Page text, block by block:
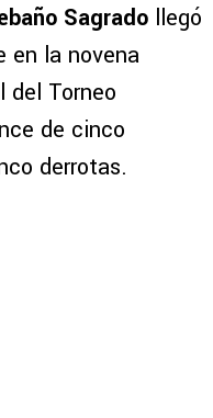
Sagrado llegó
en la novena
del Torneo
de cinco
derrotas.